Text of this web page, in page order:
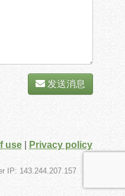
发送消息
use| Privacy policy
IP: 143.244.207.157